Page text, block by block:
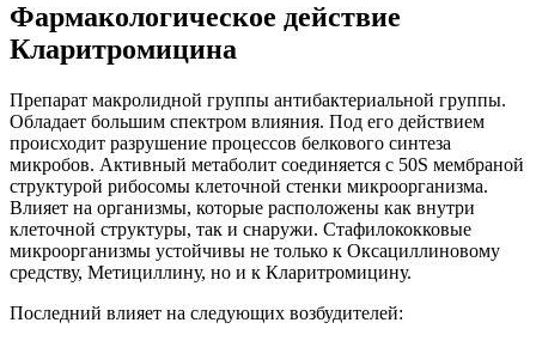
Фармакологическое действие
Кларитромицина
Препарат макролидной группы антибактериальной группы.
Обладает большим спектром влияния. Под его действием
происходит разрушение процессов белкового синтеза
микробов. Активный метаболит соединяется с 50S мембраной
структурой рибосомы клеточной стенки микроорганизма.
Влияет на организмы, которые расположены как внутри
клеточной структуры, так и снаружи. Стафилококковые
микроорганизмы устойчивы не только к Оксациллиновому
средству, Метициллину, но и к Кларитромицину.
Последний влияет на следующих возбудителей: